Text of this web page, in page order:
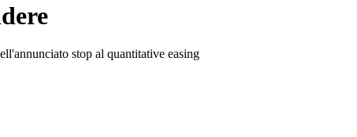
stop al quantitative easing